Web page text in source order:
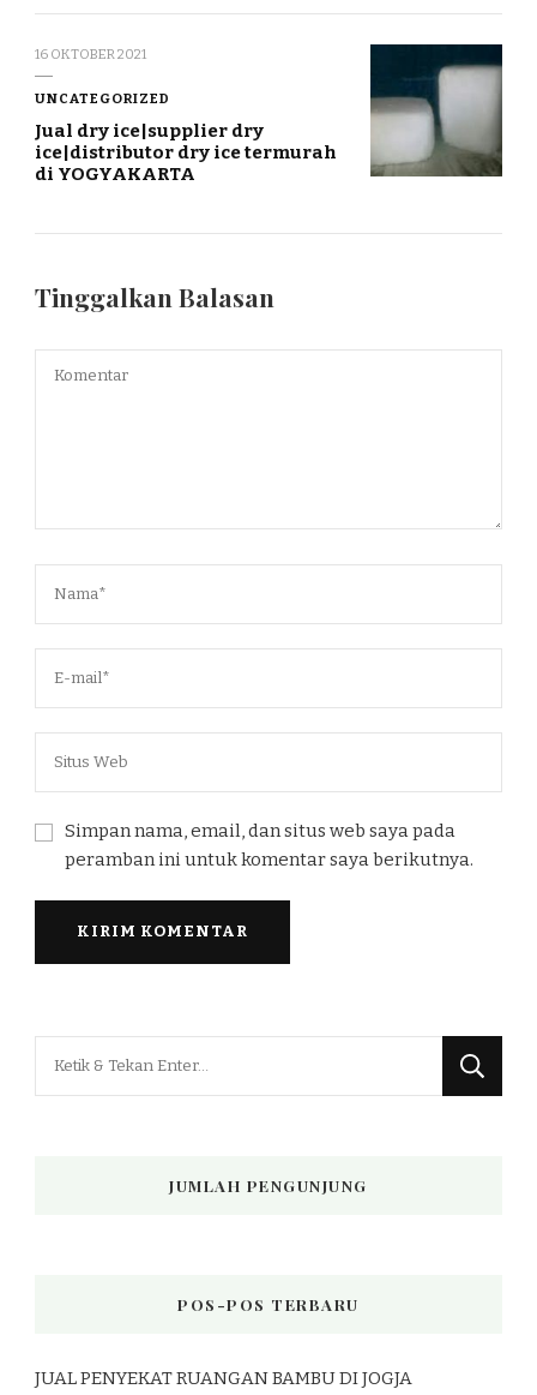
16 OKTOBER 2021
UNCATEGORIZED
Jual dry ice|supplier dry
ice|distributor dry ice termurah
di YOGYAKARTA
Tinggalkan Balasan
Simpan nama, email, dan situs web saya pada
peramban ini untuk komentar saya berikutnya.
JUMLAH PENGUNJUNG
POS-POS TERBARU
JUAL PENYEKAT RUANGAN BAMBU DI JOGJA